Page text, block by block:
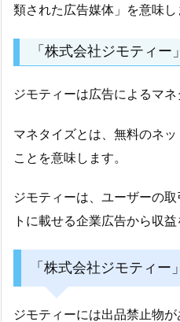
類された広告媒体」を意味し
「株式会社ジモティー
ジモティーは広告によるマネ
マネタイズとは、無料のネ
ことを意味します。
ジモティーは、ユーザーの
トに載せる企業広告から収益
「株式会社ジモティー
ジモティーには出品禁止物が